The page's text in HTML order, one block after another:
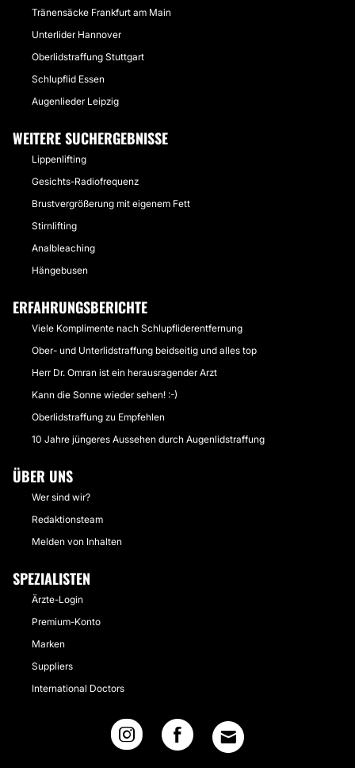
Tränensäcke Frankfurt am Main
Unterlider Hannover
Oberlidstraffung Stuttgart
Schlupflid Essen
Augenlieder Leipzig
WEITERE SUCHERGEBNISSE
Lippenlifting
Gesichts-Radiofrequenz
Brustvergrößerung mit eigenem Fett
Stirnlifting
Analbleaching
Hängebusen
ERFAHRUNGSBERICHTE
Viele Komplimente nach Schlupfliderentfernung
Ober- und Unterlidstraffung beidseitig und alles top
Herr Dr. Omran ist ein herausragender Arzt
Kann die Sonne wieder sehen! :-)
Oberlidstraffung zu Empfehlen
10 Jahre jüngeres Aussehen durch Augenlidstraffung
ÜBER UNS
Wer sind wir?
Redaktionsteam
Melden von Inhalten
SPEZIALISTEN
Ärzte-Login
Premium-Konto
Marken
Suppliers
International Doctors